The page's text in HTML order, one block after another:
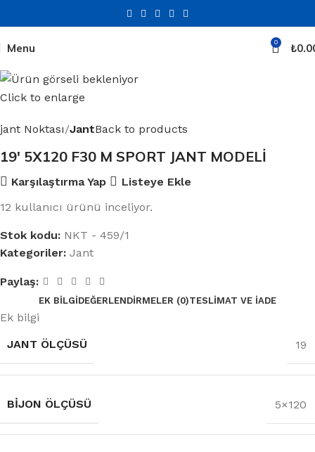
Menu 0 ₺
Click to enlarge
jant Noktası JantBack to products
19′ 5X120 F30 M SPORT JANT MODELİ
Karşılaştırma Yap
Listeye Ekle
12 kullanıcı ürünü inceliyor.
Stok kodu: NKT - 459/1
Kategoriler: Jant
Paylaş:
EK BILGIDEĞERLENDIRMELER (0)TESLIMAT VE İADE
Ek bilgi
JANT ÖLÇÜSÜ
19
BIJON ÖLÇÜSÜ 5×120